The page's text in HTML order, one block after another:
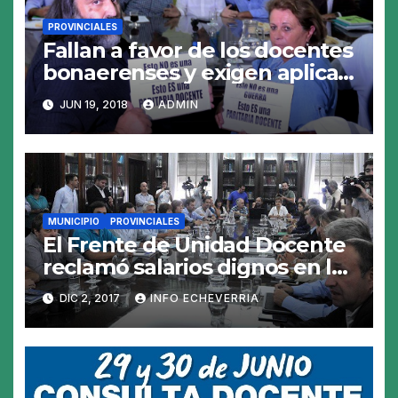
PROVINCIALES
Fallan a favor de los docentes
bonaerenses y exigen aplicar
la cláusula gatillo
JUN 19, 2018 ADMIN
MUNICIPIO PROVINCIALES
El Frente de Unidad Docente
reclamó salarios dignos en la
primera reunión de la
Comisión Técnica Salarial
DIC 2, 2017 INFO ECHEVERRIA